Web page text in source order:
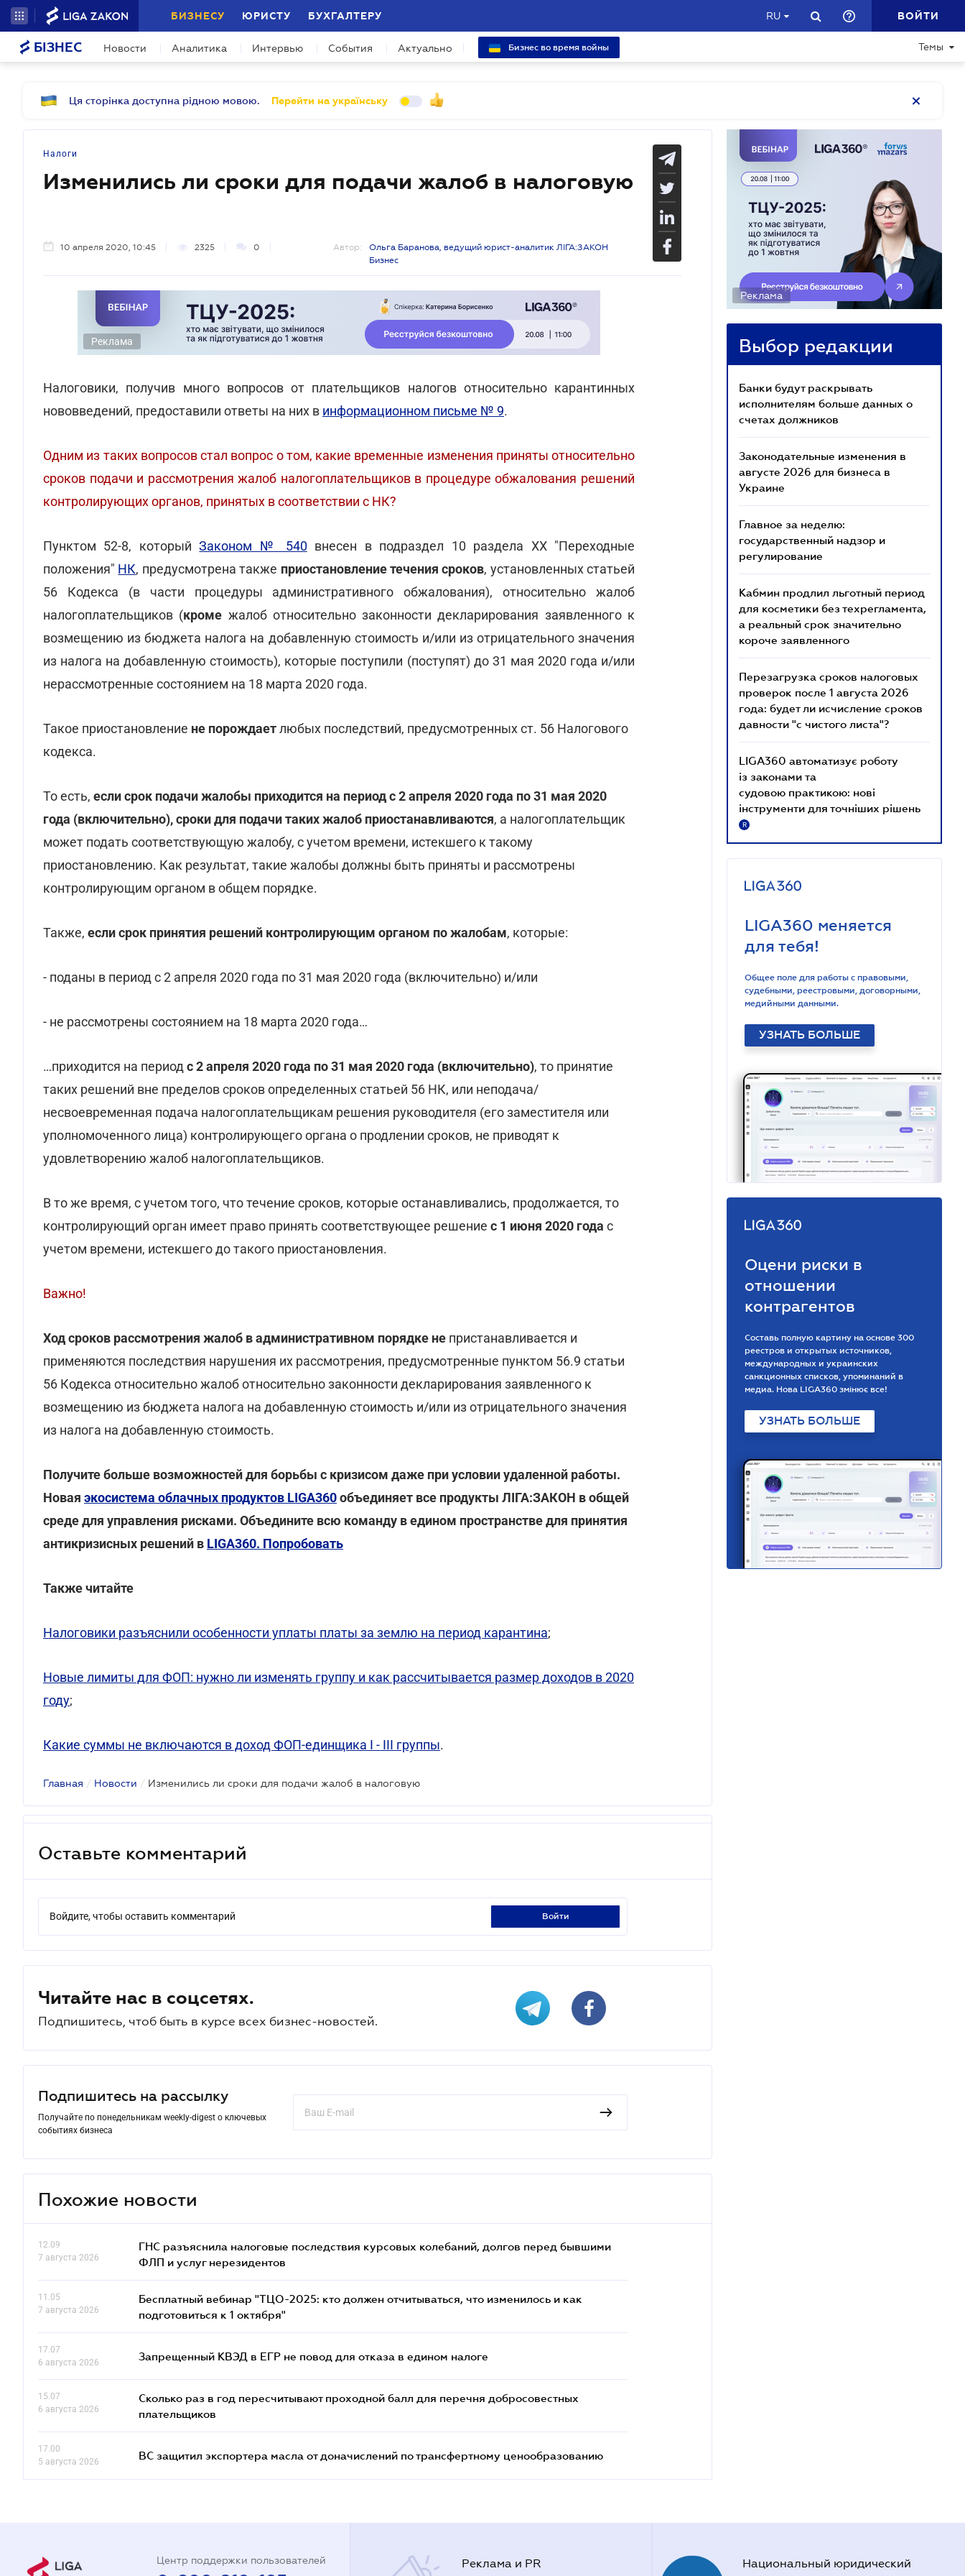
БИЗНЕСУ ЮРИСТУ БУХГАЛТЕРУ RU ВОЙТИ
БІЗНЕС Новости Аналитика Интервью События Актуально Бизнес во время войны Темы
Ця сторінка доступна рідною мовою. Перейти на українську
Налоги
Изменились ли сроки для подачи жалоб в налоговую
10 апреля 2020, 10:45 2325 0 Автор:
Ольга Баранова, ведущий юрист-аналитик ЛІГА:ЗАКОН
Бизнес
Реклама
Налоговики, получив много вопросов от плательщиков налогов относительно карантинных
нововведений, предоставили ответы на них в информационном письме № 9.
Одним из таких вопросов стал вопрос о том, какие временные изменения приняты относительно
сроков подачи и рассмотрения жалоб налогоплательщиков в процедуре обжалования решений
контролирующих органов, принятых в соответствии с НК?
Пунктом 52-8, которыйЗаконом № 540внесен в подраздел 10 раздела ХХ "Переходные
положения" НК, предусмотрена также приостановление течения сроков, установленных статьей
56 Кодекса (в части процедуры административного обжалования), относительно жалоб
налогоплательщиков (кроме жалоб относительно законности декларирования заявленного к
возмещению из бюджета налога на добавленную стоимость и/или из отрицательного значения
из налога на добавленную стоимость), которые поступили (поступят) до 31 мая 2020 года и/или
нерассмотренные состоянием на 18 марта 2020 года.
Такое приостановление не порождаетлюбых последствий, предусмотренных ст. 56 Налогового
кодекса.
То есть, если срок подачи жалобы приходится на периодс 2 апреля 2020 года по 31 мая 2020
года (включительно), сроки для подачи таких жалоб приостанавливаются, а налогоплательщик
может подать соответствующую жалобу, с учетом времени, истекшего к такому
приостановлению. Как результат, такие жалобы должны быть приняты и рассмотрены
контролирующим органом в общем порядке.
Также, если срок принятия решений контролирующим органом по жалобам, которые:
- поданы в период с 2 апреля 2020 года по 31 мая 2020 года (включительно) и/или
- не рассмотрены состоянием на 18 марта 2020 года…
…приходится на период с 2 апреля 2020 года по 31 мая 2020 года (включительно), то принятие
таких решений вне пределов сроков определенных статьей 56 НК, или неподача/
несвоевременная подача налогоплательщикам решения руководителя (его заместителя или
уполномоченного лица) контролирующего органа о продлении сроков, не приводят к
удовлетворению жалоб налогоплательщиков.
В то же время, с учетом того, что течение сроков, которые останавливались, продолжается, то
контролирующий орган имеет право принять соответствующее решение с 1 июня 2020 года с
учетом времени, истекшего до такого приостановления.
Важно!
Ход сроков рассмотрения жалоб в административном порядке не пристанавливается и
применяются последствия нарушения их рассмотрения, предусмотренные пунктом 56.9 статьи
56 Кодекса относительно жалоб относительно законности декларирования заявленного к
возмещению из бюджета налога на добавленную стоимость и/или из отрицательного значения
из налога на добавленную стоимость.
Получите больше возможностей для борьбы с кризисом даже при условии удаленной работы.
Новая экосистема облачных продуктов LIGA360объединяет все продукты ЛІГА:ЗАКОН в общей
среде для управления рисками. Объедините всю команду в едином пространстве для принятия
антикризисных решений в LIGA360. Попробовать
Также читайте
Налоговики разъяснили особенности уплаты платы за землю на период карантина;
Новые лимиты для ФОП: нужно ли изменять группу и как рассчитывается размер доходов в 2020
году;
Какие суммы не включаются в доход ФОП-единщика I - III группы.
Главная / Новости / Изменились ли сроки для подачи жалоб в налоговую
Оставьте комментарий
Войдите, чтобы оставить комментарий войти
Читайте нас в соцсетях.
Подпишитесь, чтоб быть в курсе всех бизнес-новостей.
Подпишитесь на рассылку
Получайте по понедельникам weekly-digest о ключевых
событиях бизнеса
Похожие новости
12.09
7 августа 2026
ГНС разъяснила налоговые последствия курсовых колебаний, долгов перед бывшими
ФЛП и услуг нерезидентов
11.05
7 августа 2026
Бесплатный вебинар "ТЦО-2025: кто должен отчитываться, что изменилось и как
подготовиться к 1 октября"
17.07
6 августа 2026
Запрещенный КВЭД в ЕГР не повод для отказа в едином налоге
15.07
6 августа 2026
Сколько раз в год пересчитывают проходной балл для перечня добросовестных
плательщиков
17.00
5 августа 2026
ВС защитил экспортера масла от доначислений по трансфертному ценообразованию
Реклама
Выбор редакции
Банки будут раскрывать
исполнителям больше данных о
счетах должников
Законодательные изменения в
августе 2026 для бизнеса в
Украине
Главное за неделю:
государственный надзор и
регулирование
Кабмин продлил льготный период
для косметики без техрегламента,
а реальный срок значительно
короче заявленного
Перезагрузка сроков налоговых
проверок после 1 августа 2026
года: будет ли исчисление сроков
давности "с чистого листа"?
LIGA360 автоматизує роботу
із законами та
судовою практикою: нові
інструменти для точніших рішень
R
LIGA360 меняется
для тебя!
Общее поле для работы с правовыми,
судебными, реестровыми, договорными,
медийными данными.
УЗНАТЬ БОЛЬШЕ
Оцени риски в
отношении
контрагентов
Составь полную картину на основе 300
реестров и открытых источников,
международных и украинских
санкционных списков, упоминаний в
медиа. Нова LIGA360 змінює все!
УЗНАТЬ БОЛЬШЕ
Центр поддержки пользователей
Реклама и PR
Национальный юридический